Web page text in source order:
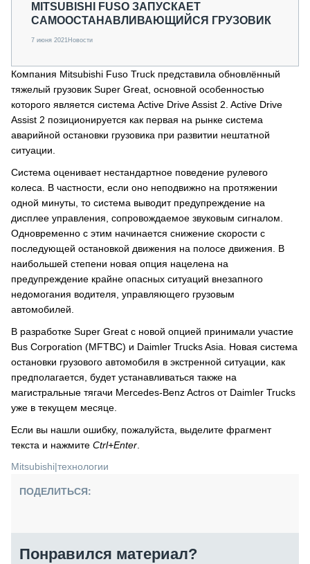
О ПРОЕКТЕ
MITSUBISHI FUSO ЗАПУСКАЕТ
САМООСТАНАВЛИВАЮЩИЙСЯ ГРУЗОВИК
7 июня 2021Новости
Компания Mitsubishi Fuso Truck представила обновлённый
тяжелый грузовик Super Great, основной особенностью
которого является система Active Drive Assist 2. Active Drive
Assist 2 позиционируется как первая на рынке система
аварийной остановки грузовика при развитии нештатной
ситуации.
Система оценивает нестандартное поведение рулевого
колеса. В частности, если оно неподвижно на протяжении
одной минуты, то система выводит предупреждение на
дисплее управления, сопровождаемое звуковым сигналом.
Одновременно с этим начинается снижение скорости с
последующей остановкой движения на полосе движения. В
наибольшей степени новая опция нацелена на
предупреждение крайне опасных ситуаций внезапного
недомогания водителя, управляющего грузовым
автомобилей.
В разработке Super Great с новой опцией принимали участие
Bus Corporation (MFTBC) и Daimler Trucks Asia. Новая система
остановки грузового автомобиля в экстренной ситуации, как
предполагается, будет устанавливаться также на
магистральные тягачи Mercedes-Benz Actros от Daimler Trucks
уже в текущем месяце.
Если вы нашли ошибку, пожалуйста, выделите фрагмент
текста и нажмите Ctrl+Enter
Mitsubishi|технологии
ПОДЕЛИТЬСЯ:
Понравился материал?